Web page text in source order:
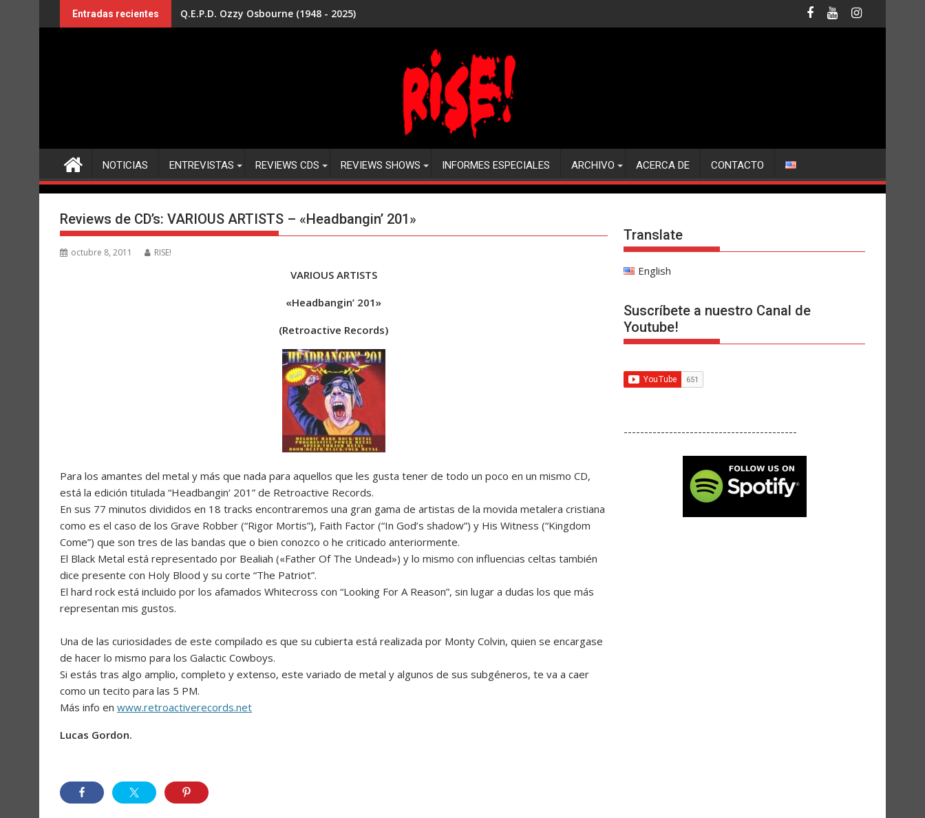
al
Entradas recientes Q.E.P.D. Ozzy Osbourne (1948 - 2025)
NOTICIAS ENTREVISTAS REVIEWS CDS REVIEWS SHOWS INFORMES ESPECIALES ARCHIVO ACERCA DE CONTACTO
Reviews de CD’s: VARIOUS ARTISTS – «Headbangin’ 201»
octubre 8, 2011 RISE!
VARIOUS ARTISTS
«Headbangin’ 201»
(Retroactive Records)
Para los amantes del metal y más que nada para aquellos que les gusta tener de todo un poco en un mismo CD,
está la edición titulada “Headbangin’ 201” de Retroactive Records.
En sus 77 minutos divididos en 18 tracks encontraremos una gran gama de artistas de la movida metalera cristiana
como es el caso de los Grave Robber (“Rigor Mortis”), Faith Factor (“In God’s shadow”) y His Witness (“Kingdom
Come”) que son tres de las bandas que o bien conozco o he criticado anteriormente.
El Black Metal está representado por Bealiah («Father Of The Undead») y lo mismo con influencias celtas también
dice presente con Holy Blood y su corte “The Patriot”.
El hard rock está incluido por los afamados Whitecross con “Looking For A Reason”, sin lugar a dudas los que más
representan mis gustos.
Una de las curiosidades de este compilado es que su cubierta está realizada por Monty Colvin, quien se encargase
de hacer lo mismo para los Galactic Cowboys.
Si estás tras algo amplio, completo y extenso, este variado de metal y algunos de sus subgéneros, te va a caer
como un tecito para las 5 PM.
Más info en www.retroactiverecords.net
Lucas Gordon.
Translate
English
Suscríbete a nuestro Canal de
Youtube!
------------------------------------------